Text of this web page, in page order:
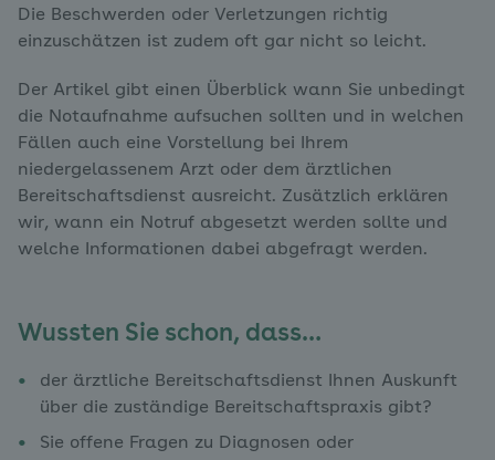
Die Beschwerden oder Verletzungen richtig
einzuschätzen ist zudem oft gar nicht so leicht.
Der Artikel gibt einen Überblick wann Sie unbedingt
die Notaufnahme aufsuchen sollten und in welchen
Fällen auch eine Vorstellung bei Ihrem
niedergelassenem Arzt oder dem ärztlichen
Bereitschaftsdienst ausreicht. Zusätzlich erklären
wir, wann ein Notruf abgesetzt werden sollte und
welche Informationen dabei abgefragt werden.
Wussten Sie schon, dass…
der ärztliche Bereitschaftsdienst Ihnen Auskunft
über die zuständige Bereitschaftspraxis gibt?
Sie offene Fragen zu Diagnosen oder